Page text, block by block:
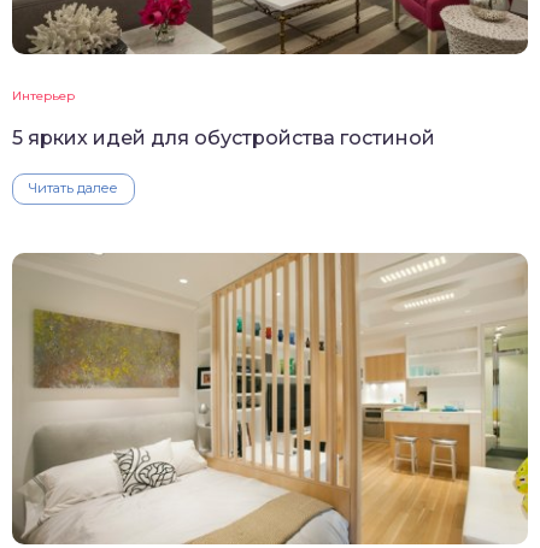
Интерьер
5 ярких идей для обустройства гостиной
Читать далее